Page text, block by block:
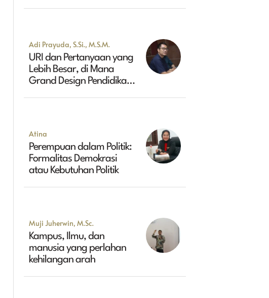
Adi Prayuda, S.Si., M.S.M.
URI dan Pertanyaan yang
Lebih Besar, di Mana
Grand Design Pendidikan
Atina
Perempuan dalam Politik:
Formalitas Demokrasi
atau Kebutuhan Politik
Muji Juherwin, M.Sc.
Kampus, Ilmu, dan
manusia yang perlahan
kehilangan arah